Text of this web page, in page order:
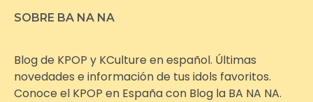
SOBRE BA NA NA
Blog de KPOP y KCulture en español. Últimas
novedades e información de tus idols favoritos.
Conoce el KPOP en España con Blog la BA NA NA.